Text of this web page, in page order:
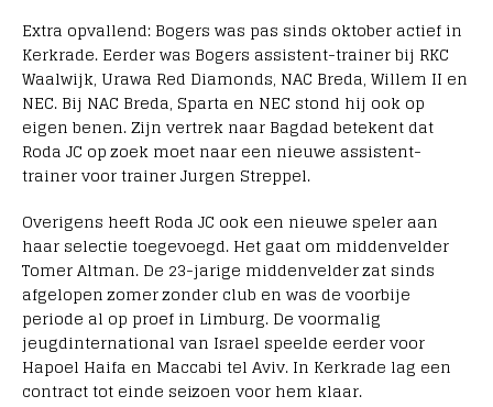
Extra opvallend: Bogers was pas sinds oktober actief in
Kerkrade. Eerder was Bogers assistent-trainer bij RKC
Waalwijk, Urawa Red Diamonds, NAC Breda, Willem II en
NEC. Bij NAC Breda, Sparta en NEC stond hij ook op
eigen benen. Zijn vertrek naar Bagdad betekent dat
Roda JC op zoek moet naar een nieuwe assistent-
trainer voor trainer Jurgen Streppel.
Overigens heeft Roda JC ook een nieuwe speler aan
haar selectie toegevoegd. Het gaat om middenvelder
Tomer Altman. De 23-jarige middenvelder zat sinds
afgelopen zomer zonder club en was de voorbije
periode al op proef in Limburg. De voormalig
jeugdinternational van Israel speelde eerder voor
Hapoel Haifa en Maccabi tel Aviv. In Kerkrade lag een
contract tot einde seizoen voor hem klaar.